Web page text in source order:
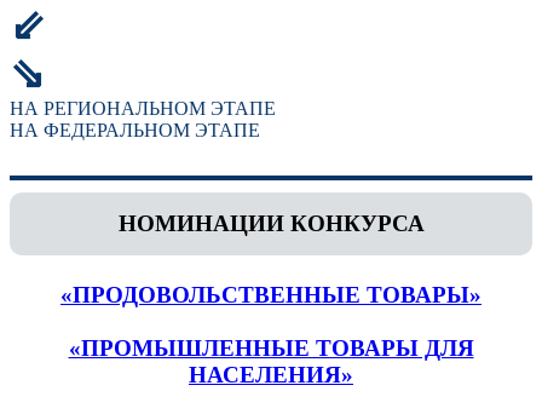
⇙
⇘
НА РЕГИОНАЛЬНОМ ЭТАПЕ
НА ФЕДЕРАЛЬНОМ ЭТАПЕ
НОМИНАЦИИ КОНКУРСА
«ПРОДОВОЛЬСТВЕННЫЕ ТОВАРЫ»
«ПРОМЫШЛЕННЫЕ ТОВАРЫ ДЛЯ
НАСЕЛЕНИЯ»